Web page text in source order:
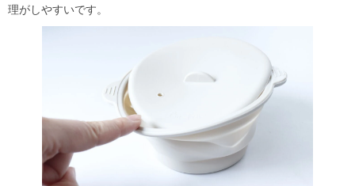
理がしやすいです。